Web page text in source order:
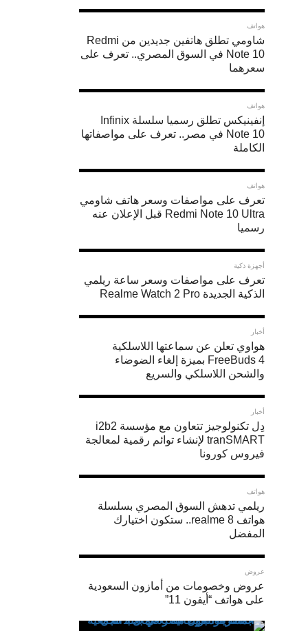
الضبط
اليدوي
أفضل
قم
مثل
سرعة
الغالق
speed”
و”ISO”
بدلًا
من
الوضع
التلقائي.
هواتف
شاومي تطلق هاتفين جديدين من Redmi
Note 10 في السوق المصري.. تعرف على
سعرهما
هواتف
إنفينيكس تطلق رسميا سلسلة Infinix
Note 10 في مصر.. تعرف على مواصفاتها
الكاملة
هواتف
تعرف على مواصفات وسعر هاتف شاومي
Redmi Note 10 Ultra قبل الإعلان عنه
رسميا
أجهزة ذكية
تعرف على مواصفات وسعر ساعة ريلمي
الذكية الجديدة Realme Watch 2 Pro
أخبار
هواوي تعلن عن سماعتها اللاسلكية
FreeBuds 4 بميزة إلغاء الضوضاء
والشحن اللاسلكي والسريع
أخبار
دِل تكنولوجيز تتعاون مع مؤسسة i2b2
tranSMART لإنشاء توائم رقمية لمعالجة
فيروس كورونا
هواتف
ريلمي تدهش السوق المصري بسلسلة
هواتف realme 8.. ستكون اختيارك
المفضل
عروض
عروض وخصومات من أمازون السعودية
على هواتف “أيفون 11”